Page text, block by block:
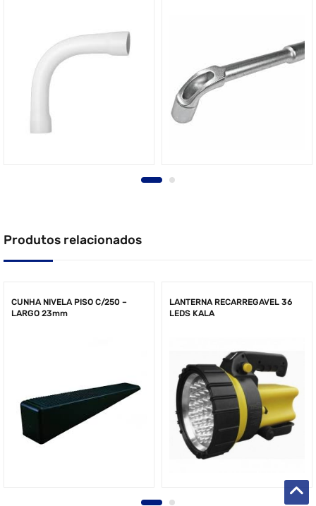
Produtos relacionados
CUNHA NIVELA PISO C/250 –
LARGO 23mm
LANTERNA RECARREGAVEL 36
LEDS KALA